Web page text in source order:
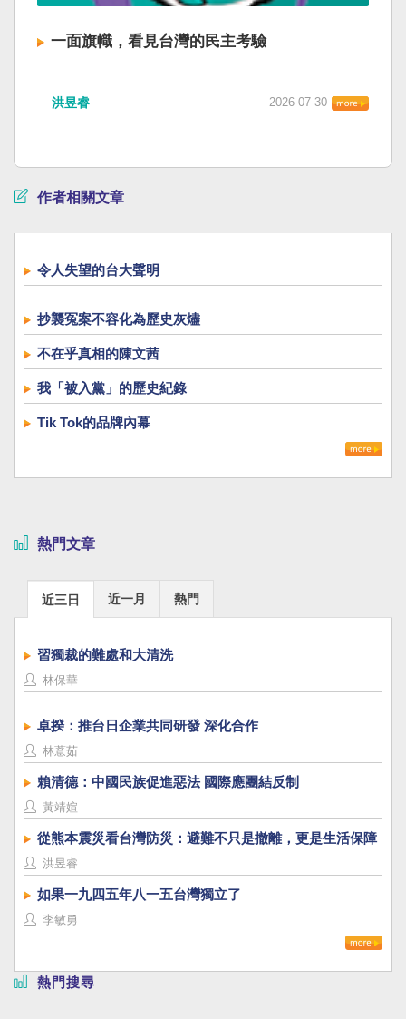
一面旗幟，看見台灣的民主考驗
洪昱睿 2026-07-30
作者相關文章
令人失望的台大聲明
抄襲冤案不容化為歷史灰燼
不在乎真相的陳文茜
我「被入黨」的歷史紀錄
Tik Tok的品牌內幕
熱門文章
近三日 近一月 熱門
習獨裁的難處和大清洗
林保華
卓揆：推台日企業共同研發 深化合作
林薏茹
賴清德：中國民族促進惡法 國際應團結反制
黃靖媗
從熊本震災看台灣防災：避難不只是撤離，更是生活保障
洪昱睿
如果一九四五年八一五台灣獨立了
李敏勇
熱門搜尋